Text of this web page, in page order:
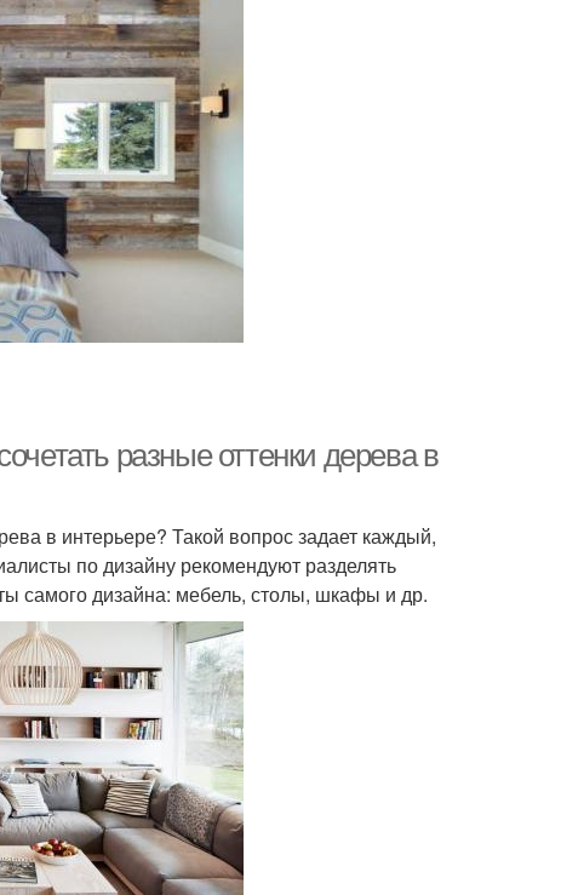
разные оттенки дерева в
в интерьере? Такой вопрос задает каждый,
по дизайну рекомендуют разделять
самого дизайна: мебель, столы, шкафы и др.